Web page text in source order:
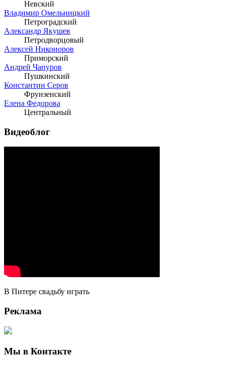
Невский
Владимир Омельницкий
Петроградский
Александр Якушев
Петродворцовый
Алексей Никоноров
Приморский
Андрей Чапуров
Пушкинский
Константин Серов
Фрунзенский
Елена Федорова
Центральный
Видеоблог
В Питере свадьбу играть
Реклама
Мы в Контакте